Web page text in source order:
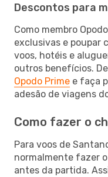
Descontos para
Como membro
exclusivas e poupar
voos, hotéis e
outros benefícios.
Opodo Prime e faça
adesão de viagens
Como fazer o
Para voos de
normalmente fazer
antes da partida.